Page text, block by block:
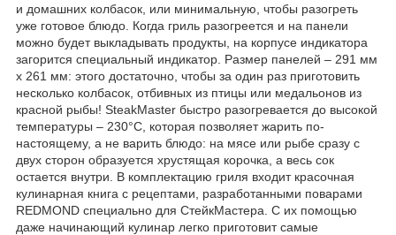
и домашних колбасок, или минимальную, чтобы разогреть
уже готовое блюдо. Когда гриль разогреется и на панели
можно будет выкладывать продукты, на корпусе индикатора
загорится специальный индикатор. Размер панелей – 291 мм
х 261 мм: этого достаточно, чтобы за один раз приготовить
несколько колбасок, отбивных из птицы или медальонов из
красной рыбы! SteakMaster быстро разогревается до высокой
температуры ‒ 230°С, которая позволяет жарить по-
настоящему, а не варить блюдо: на мясе или рыбе сразу с
двух сторон образуется хрустящая корочка, а весь сок
остается внутри. В комплектацию гриля входит красочная
кулинарная книга с рецептами, разработанными поварами
REDMOND специально для СтейкМастера. С их помощью
даже начинающий кулинар легко приготовит самые